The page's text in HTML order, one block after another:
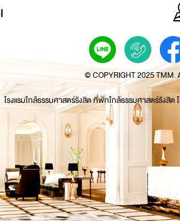
© COPYRIGHT 2025 TMM.
โรงแรมใกล้ธรรมศาสตร์รังสิต ที่พักใกล้ธรรมศาสตร์รังสิต